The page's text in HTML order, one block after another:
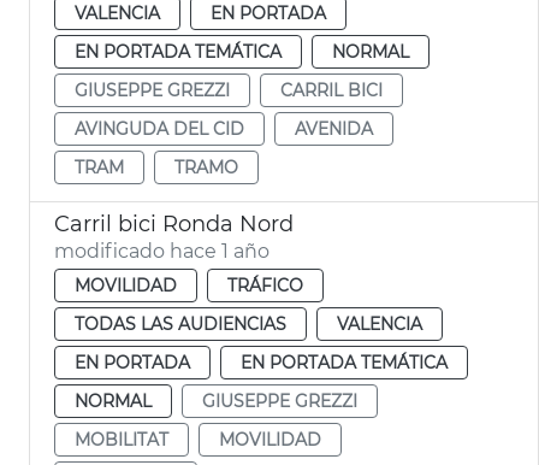
VALENCIA
EN PORTADA
EN PORTADA TEMÁTICA
NORMAL
GIUSEPPE GREZZI
CARRIL BICI
AVINGUDA DEL CID
AVENIDA
TRAM
TRAMO
Carril bici Ronda Nord
modificado hace 1 año
MOVILIDAD
TRÁFICO
TODAS LAS AUDIENCIAS
VALENCIA
EN PORTADA
EN PORTADA TEMÁTICA
NORMAL
GIUSEPPE GREZZI
MOBILITAT
MOVILIDAD